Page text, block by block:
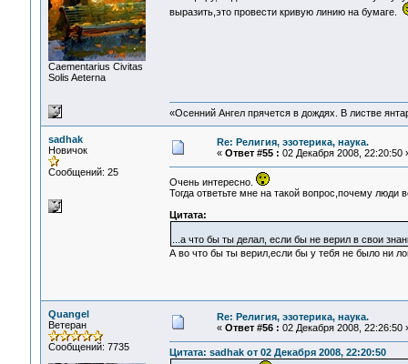
Сaementarius Civitas
Solis Aeterna
выразить,это провести кривую линию на бумаге.
«Осенний Ангел прячется в дождях. В листве
sadhak
Новичок
Сообщений: 25
Re: Религия, эзотерика, наука.
« Ответ #55 : 02 Декабря 2008, 22:20:50
Очень интересно.
Тогда ответьте мне на такой вопрос,почему
Цитата:
...а что бы ты делал, если бы не верил в свои
А во что бы ты верил,если бы у тебя не было ни
Quangel
Ветеран
Сообщений: 7735
Re: Религия, эзотерика, наука.
« Ответ #56 : 02 Декабря 2008, 22:26:50
Цитата: sadhak от 02 Декабря 2008, 22:20:50